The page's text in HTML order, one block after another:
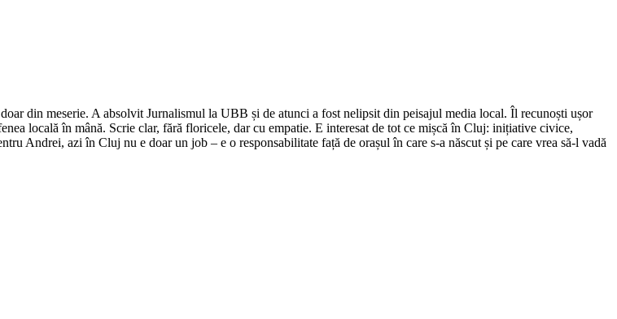
din meserie. A absolvit Jurnalismul la UBB și de atunci a fost nelipsit din peisajul media local. Îl recunoști ușor
locală în mână. Scrie clar, fără floricele, dar cu empatie. E interesat de tot ce mișcă în Cluj: inițiative civice,
Andrei, azi în Cluj nu e doar un job – e o responsabilitate față de orașul în care s-a născut și pe care vrea să-l vadă